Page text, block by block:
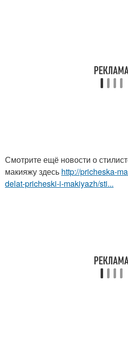
Смотрите ещё новости о
макияжу здесь http://pricheska-
delat-pricheski-i-makiyazh/sti...